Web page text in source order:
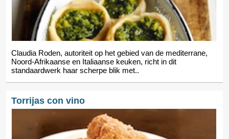
Claudia Roden, autoriteit op het gebied van de mediterrane,
Noord-Afrikaanse en Italiaanse keuken, richt in dit
standaardwerk haar scherpe blik met..
Torrijas con vino